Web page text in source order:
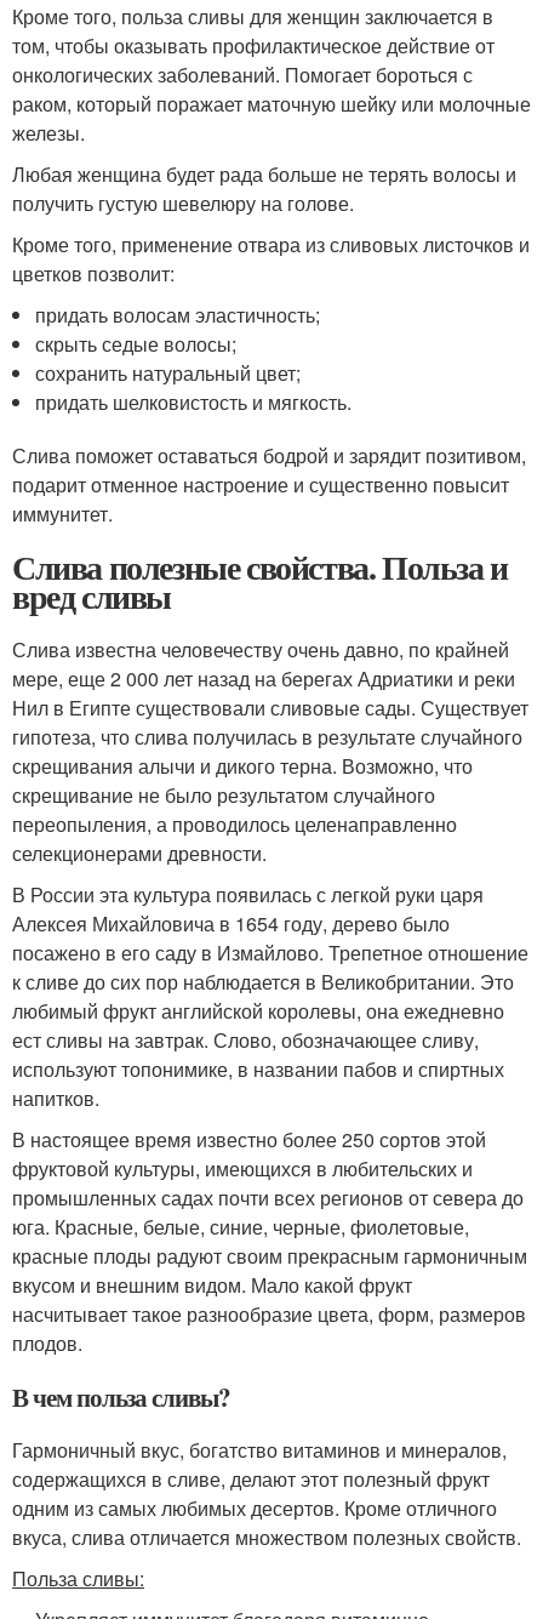
Кроме того, польза сливы для женщин заключается в
том, чтобы оказывать профилактическое действие от
онкологических заболеваний. Помогает бороться с
раком, который поражает маточную шейку или молочные
железы.
Любая женщина будет рада больше не терять волосы и
получить густую шевелюру на голове.
Кроме того, применение отвара из сливовых листочков и
цветков позволит:
придать волосам эластичность;
скрыть седые волосы;
сохранить натуральный цвет;
придать шелковистость и мягкость.
Слива поможет оставаться бодрой и зарядит позитивом,
подарит отменное настроение и существенно повысит
иммунитет.
Слива полезные свойства. Польза и
вред сливы
Слива известна человечеству очень давно, по крайней
мере, еще 2 000 лет назад на берегах Адриатики и реки
Нил в Египте существовали сливовые сады. Существует
гипотеза, что слива получилась в результате случайного
скрещивания алычи и дикого терна. Возможно, что
скрещивание не было результатом случайного
переопыления, а проводилось целенаправленно
селекционерами древности.
В России эта культура появилась с легкой руки царя
Алексея Михайловича в 1654 году, дерево было
посажено в его саду в Измайлово. Трепетное отношение
к сливе до сих пор наблюдается в Великобритании. Это
любимый фрукт английской королевы, она ежедневно
ест сливы на завтрак. Слово, обозначающее сливу,
используют топонимике, в названии пабов и спиртных
напитков.
В настоящее время известно более 250 сортов этой
фруктовой культуры, имеющихся в любительских и
промышленных садах почти всех регионов от севера до
юга. Красные, белые, синие, черные, фиолетовые,
красные плоды радуют своим прекрасным гармоничным
вкусом и внешним видом. Мало какой фрукт
насчитывает такое разнообразие цвета, форм, размеров
плодов.
В чем польза сливы?
Гармоничный вкус, богатство витаминов и минералов,
содержащихся в сливе, делают этот полезный фрукт
одним из самых любимых десертов. Кроме отличного
вкуса, слива отличается множеством полезных свойств.
Польза сливы: